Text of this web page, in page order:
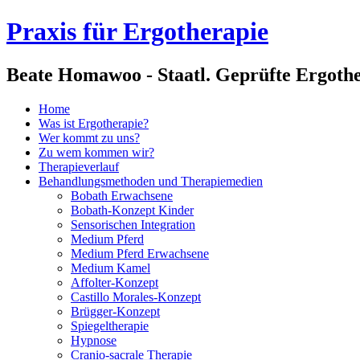
Praxis für Ergotherapie
Beate Homawoo - Staatl. Geprüfte
Home
Was ist Ergotherapie?
Wer kommt zu uns?
Zu wem kommen wir?
Therapieverlauf
Behandlungsmethoden und Therapiemedien
Bobath Erwachsene
Bobath-Konzept Kinder
Sensorischen Integration
Medium Pferd
Medium Pferd Erwachsene
Medium Kamel
Affolter-Konzept
Castillo Morales-Konzept
Brügger-Konzept
Spiegeltherapie
Hypnose
Cranio-sacrale Therapie